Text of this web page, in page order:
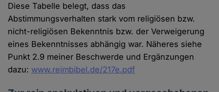
Diese Tabelle belegt, dass das
Abstimmungsverhalten stark vom religiösen bzw.
nicht-religiösen Bekenntnis bzw. der Verweigerung
eines Bekenntnisses abhängig war. Näheres siehe
Punkt 2.9 meiner Beschwerde und Ergänzungen
dazu: www.reimbibel.de/217e.pdf